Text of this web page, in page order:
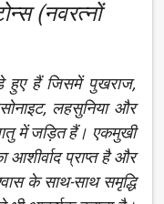
(नवरत्नों
हुए हैं जिसमें पुखराज,
लहसुनिया और
में जड़ित हैं। एकमुखी
आशीर्वाद प्राप्त है और
के साथ-साथ समृद्धि